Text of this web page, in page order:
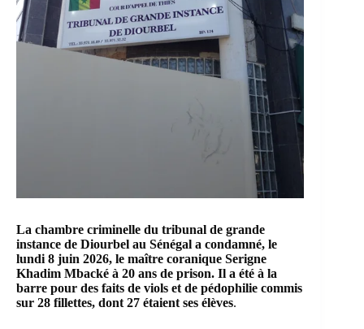
La chambre criminelle du tribunal de grande
instance de Diourbel au Sénégal a condamné, le
lundi 8 juin 2026, le maître coranique Serigne
Khadim Mbacké à 20 ans de prison. Il a été à la
barre pour des faits de viols et de pédophilie commis
sur 28 fillettes, dont 27 étaient ses élèves.